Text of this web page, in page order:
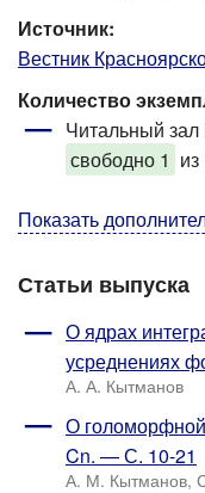
Источник:
Вестник
Количество
Читальный
свободно 1
Показать
Статьи выпуска
О ядрах
усреднениях
А. А. Кытманов
О
Cn. — С. 10-21
А. М. Кытманов,